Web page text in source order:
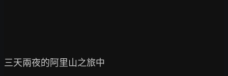
三天兩夜的阿里山之旅中